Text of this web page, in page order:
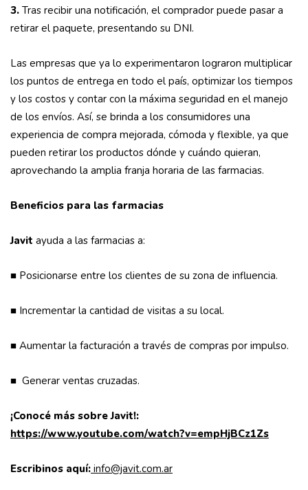
3. Tras recibir una notificación, el comprador puede pasar a
retirar el paquete, presentando su DNI.
Las empresas que ya lo experimentaron lograron multiplicar
los puntos de entrega en todo el país, optimizar los tiempos
y los costos y contar con la máxima seguridad en el manejo
de los envíos. Así, se brinda a los consumidores una
experiencia de compra mejorada, cómoda y flexible, ya que
pueden retirar los productos dónde y cuándo quieran,
aprovechando la amplia franja horaria de las farmacias.
Beneficios para las farmacias
Javit ayuda a las farmacias a:
■ Posicionarse entre los clientes de su zona de influencia.
■ Incrementar la cantidad de visitas a su local.
■ Aumentar la facturación a través de compras por impulso.
■ Generar ventas cruzadas.
¡Conocé más sobre Javit!:
https://www.youtube.com/watch?v=empHjBCz1Zs
Escribinos aquí: info@javit.com.ar